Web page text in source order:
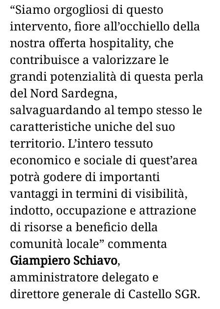
“Siamo orgogliosi di questo
intervento, fiore all’occhiello della
nostra offerta hospitality, che
contribuisce a valorizzare le
grandi potenzialità di questa perla
del Nord Sardegna,
salvaguardando al tempo stesso le
caratteristiche uniche del suo
territorio. L’intero tessuto
economico e sociale di quest’area
potrà godere di importanti
vantaggi in termini di visibilità,
indotto, occupazione e attrazione
di risorse a beneficio della
comunità locale” commenta
Giampiero Schiavo,
amministratore delegato e
direttore generale di Castello SGR.